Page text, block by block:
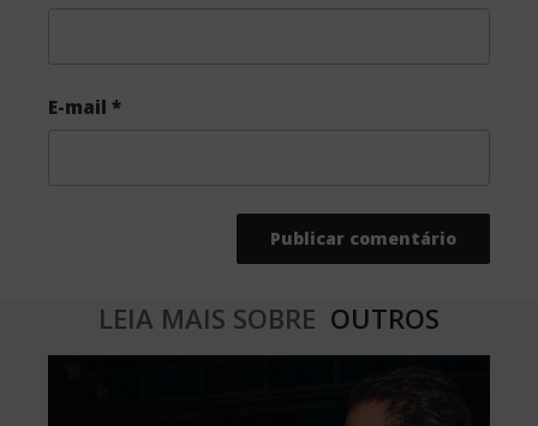
E-mail *
LEIA MAIS SOBRE OUTROS